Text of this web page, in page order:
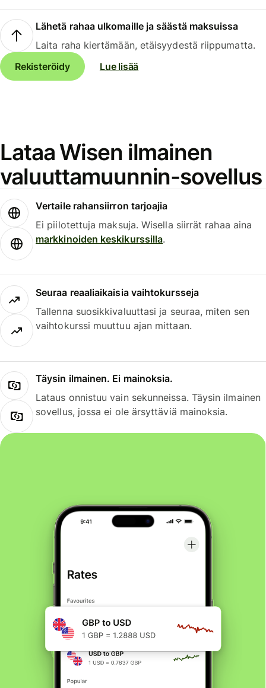
Lähetä rahaa ulkomaille ja säästä maksuissa
Laita raha kiertämään, etäisyydestä riippumatta.
Rekisteröidy
Lue lisää
Lataa Wisen ilmainen
valuuttamuunnin-sovellus
Vertaile rahansiirron tarjoajia
Ei piilotettuja maksuja. Wisella siirrät rahaa aina
markkinoiden keskikurssilla.
Seuraa reaaliaikaisia vaihtokursseja
Tallenna suosikkivaluuttasi ja seuraa, miten sen
vaihtokurssi muuttuu ajan mittaan.
Täysin ilmainen. Ei mainoksia.
Lataus onnistuu vain sekunneissa. Täysin ilmainen
sovellus, jossa ei ole ärsyttäviä mainoksia.